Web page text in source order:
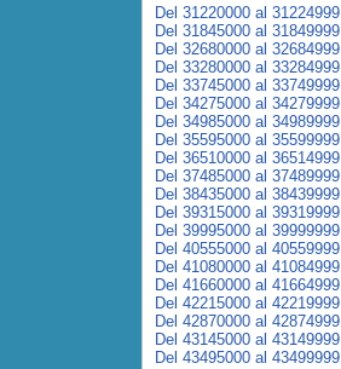
Del 31220000 al 31224999
Del 31845000 al 31849999
Del 32680000 al 32684999
Del 33280000 al 33284999
Del 33745000 al 33749999
Del 34275000 al 34279999
Del 34985000 al 34989999
Del 35595000 al 35599999
Del 36510000 al 36514999
Del 37485000 al 37489999
Del 38435000 al 38439999
Del 39315000 al 39319999
Del 39995000 al 39999999
Del 40555000 al 40559999
Del 41080000 al 41084999
Del 41660000 al 41664999
Del 42215000 al 42219999
Del 42870000 al 42874999
Del 43145000 al 43149999
Del 43495000 al 43499999